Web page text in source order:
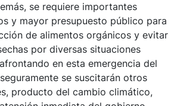
se requiere importantes
y mayor presupuesto público para
de alimentos orgánicos y evitar
por diversas situaciones
en esta emergencia del
se suscitarán otros
producto del cambio climático,